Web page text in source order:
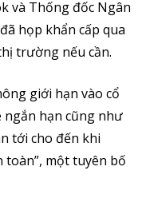
và Thống đốc Ngân
họp khẩn cấp qua
trường nếu cần.
giới hạn vào cổ
hạn cũng như
tới cho đến khi
một tuyên bố